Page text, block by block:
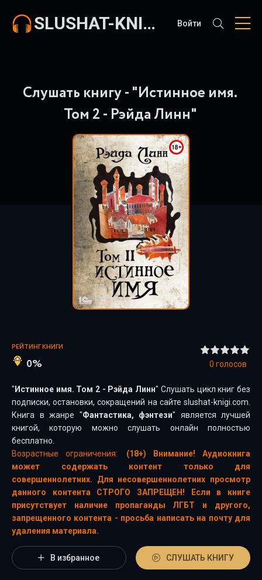
SLUSHAT-KNIGI.COM Войти
Слушать книгу - "Истинное имя.
Том 2 - Рэйда Линн"
РЕЙТИНГ КНИГИ
0% 0 голосов
" Истинное имя. Том 2 - Рэйда Линн" Слушать цикл книг без
подписки, остановки, сокращений на сайте slushat-knigi.com.
Книга в жанре "Фантастика, фэнтези" является лучшей
книгой, которую можно слушать онлайн полностью
бесплатно.
Возрастные ограничения:
(18+) Внимание! Аудиокнига
может содержать контент только для
совершеннолетних. Для несовершеннолетних просмотр
данного контента СТРОГО ЗАПРЕЩЕН! Если в книге
присутствует наличие пропаганды ЛГБТ и другого,
запрещенного контента - просьба написать на почту для
удаления материала.
В избранное СЛУШАТЬ КНИГУ